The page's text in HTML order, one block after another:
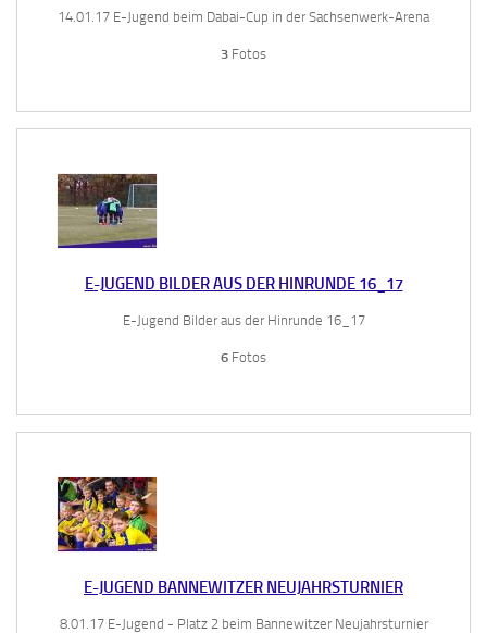
14.01.17 E-Jugend beim Dabai-Cup in der Sachsenwerk-Arena
3 Fotos
E-JUGEND BILDER AUS DER HINRUNDE 16_17
E-Jugend Bilder aus der Hinrunde 16_17
6 Fotos
E-JUGEND BANNEWITZER NEUJAHRSTURNIER
8.01.17 E-Jugend - Platz 2 beim Bannewitzer Neujahrsturnier